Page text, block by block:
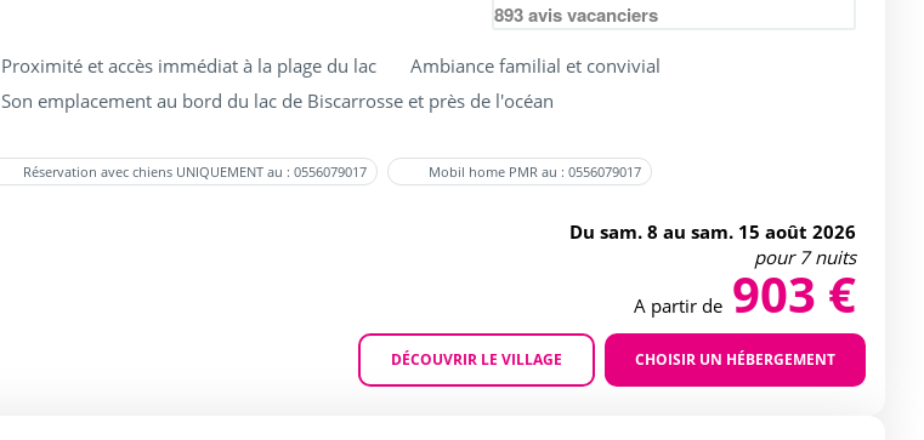
Agrandir
893avis vacanciers
Proximité et accès immédiat à la plage du lac
Ambiance familial et convivial
Son emplacement au bord du lac de Biscarrosse et près de l'océan
Réservation avec chiens UNIQUEMENT au : 0556079017 Mobil home PMR au : 0556079017
Du sam. 8 au sam. 15 août 2026
pour 7 nuits
A partir de 903 €
DÉCOUVRIR LE VILLAGE CHOISIR UN HÉBERGEMENT